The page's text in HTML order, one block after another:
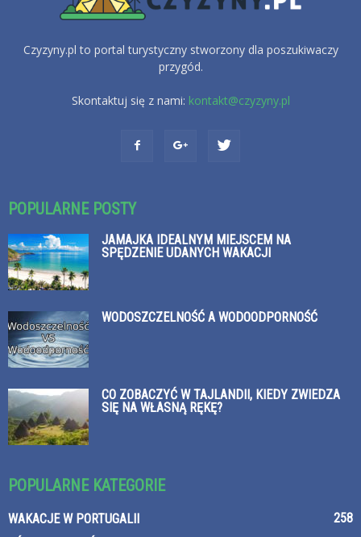
Czyzyny.pl to portal turystyczny stworzony dla poszukiwaczy
przygód.
Skontaktuj się z nami: kontakt@czyzyny.pl
POPULARNE POSTY
JAMAJKA IDEALNYM MIEJSCEM NA
SPĘDZENIE UDANYCH WAKACJI
WODOSZCZELNOŚĆ A WODOODPORNOŚĆ
CO ZOBACZYĆ W TAJLANDII, KIEDY ZWIEDZA
SIĘ NA WŁASNĄ RĘKĘ?
POPULARNE KATEGORIE
WAKACJE W PORTUGALII
258